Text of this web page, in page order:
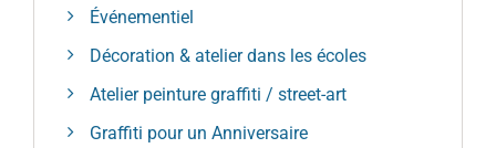
Événementiel
Décoration & atelier dans les écoles
Atelier peinture graffiti / street-art
Graffiti pour un Anniversaire